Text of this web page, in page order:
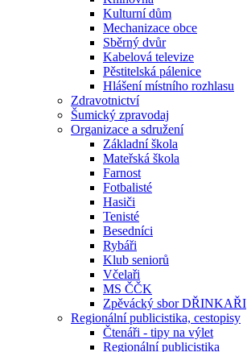
Kulturní dům
Mechanizace obce
Sběrný dvůr
Kabelová televize
Pěstitelská pálenice
Hlášení místního rozhlasu
Zdravotnictví
Šumický zpravodaj
Organizace a sdružení
Základní škola
Mateřská škola
Farnost
Fotbalisté
Hasiči
Tenisté
Besedníci
Rybáři
Klub seniorů
Včelaři
MS ČČK
Zpěvácký sbor DŘINKAŘI
Regionální publicistika, cestopisy
Čtenáři - tipy na výlet
Regionální publicistika